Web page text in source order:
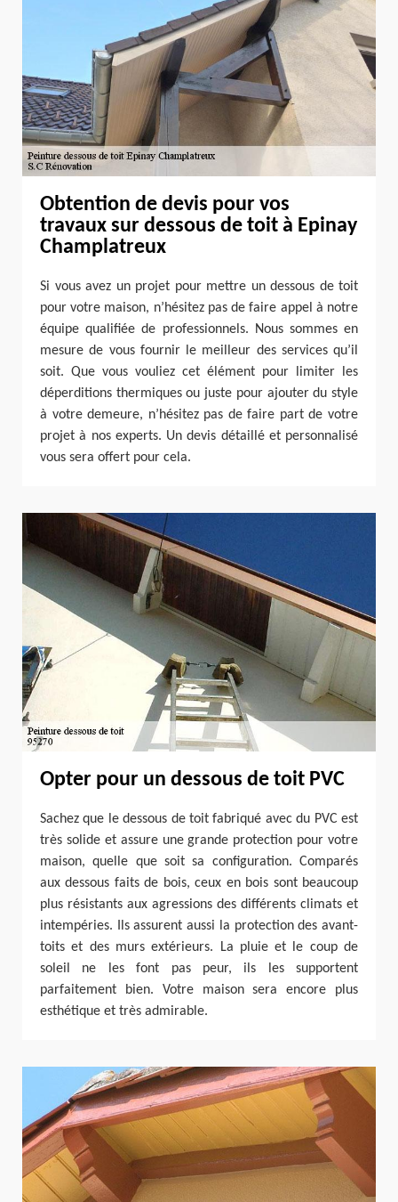
Obtention de devis pour vos
travaux sur dessous de toit à Epinay
Champlatreux
Si vous avez un projet pour mettre un dessous de toit
pour votre maison, n’hésitez pas de faire appel à notre
équipe qualifiée de professionnels. Nous sommes en
mesure de vous fournir le meilleur des services qu’il
soit. Que vous vouliez cet élément pour limiter les
déperditions thermiques ou juste pour ajouter du style
à votre demeure, n’hésitez pas de faire part de votre
projet à nos experts. Un devis détaillé et personnalisé
vous sera offert pour cela.
Opter pour un dessous de toit PVC
Sachez que le dessous de toit fabriqué avec du PVC est
très solide et assure une grande protection pour votre
maison, quelle que soit sa configuration. Comparés
aux dessous faits de bois, ceux en bois sont beaucoup
plus résistants aux agressions des différents climats et
intempéries. Ils assurent aussi la protection des avant-
toits et des murs extérieurs. La pluie et le coup de
soleil ne les font pas peur, ils les supportent
parfaitement bien. Votre maison sera encore plus
esthétique et très admirable.